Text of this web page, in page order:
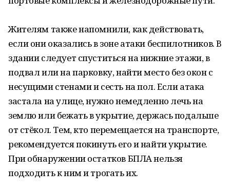
Жителям также напомнили, как действовать,
если они оказались в зоне атаки беспилотников. В
здании следует спуститься на нижние этажи, в
подвал или на парковку, найти место без окон с
несущими стенами и сесть на пол. Если атака
застала на улице, нужно немедленно лечь на
землю или бежать в укрытие, держась подальше
от стёкол. Тем, кто перемещается на транспорте,
рекомендуется покинуть его и найти укрытие.
При обнаружении остатков БПЛА нельзя
подходить к ним и трогать их.